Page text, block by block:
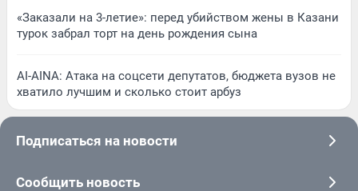
«Заказали на 3-летие»: перед убийством жены в Казани
турок забрал торт на день рождения сына
AI-AINA: Атака на соцсети депутатов, бюджета вузов не
хватило лучшим и сколько стоит арбуз
Подписаться на новости
Сообщить новость